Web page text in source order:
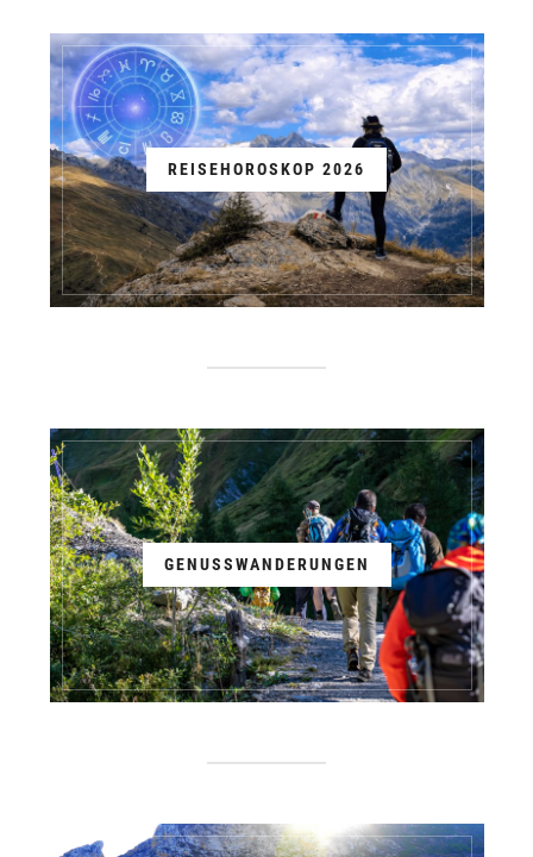
REISEHOROSKOP 2026
GENUSSWANDERUNGEN